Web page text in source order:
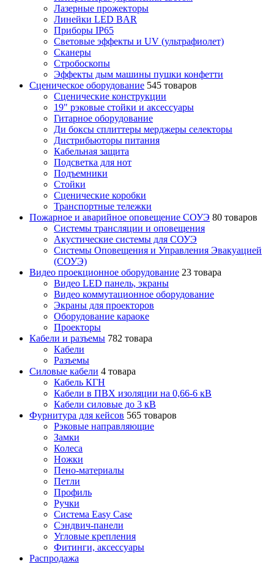
Лазерные прожекторы
Линейки LED BAR
Приборы IP65
Световые эффекты и UV (ультрафиолет)
Сканеры
Стробоскопы
Эффекты дым машины пушки конфетти
Сценическое оборудование 545 товаров
Сценические конструкции
19" рэковые стойки и аксесcуары
Гитарное оборудование
Ди боксы сплиттеры мерджеры селекторы
Дистрибьюторы питания
Кабельная защита
Подсветка для нот
Подъемники
Стойки
Сценические коробки
Транспортные тележки
Пожарное и аварийное оповещение СОУЭ 80 товаров
Cистемы трансляции и оповещения
Акустические системы для СОУЭ
Системы Оповещения и Управления Эвакуацией
(СОУЭ)
Видео проекционное оборудование 23 товара
Видео LED панель, экраны
Видео коммутационное оборудование
Экраны для проекторов
Оборудование караоке
Проекторы
Кабели и разъемы 782 товара
Кабели
Разъемы
Силовые кабели 4 товара
Кабель КГН
Кабели в ПВХ изоляции на 0,66-6 кВ
Кабели силовые до 3 кВ
Фурнитура для кейсов 565 товаров
Рэковые направляющие
Замки
Колеса
Ножки
Пено-материалы
Петли
Профиль
Ручки
Система Easy Case
Сэндвич-панели
Угловые крепления
Фитинги, аксессуары
Распродажа